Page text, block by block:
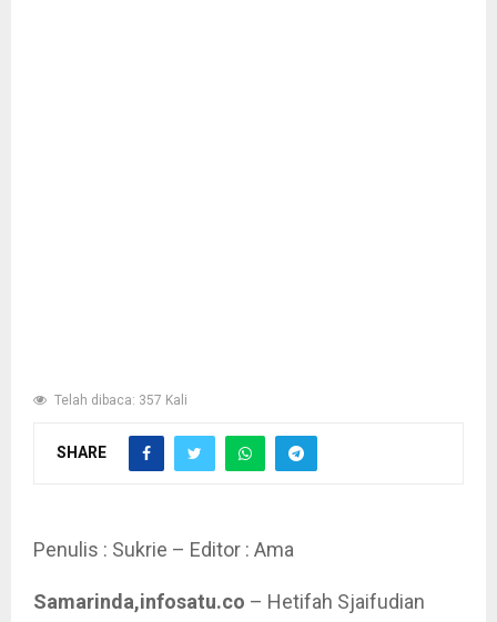
Telah dibaca: 357 Kali
SHARE
Penulis : Sukrie – Editor : Ama
Samarinda,infosatu.co – Hetifah Sjaifudian